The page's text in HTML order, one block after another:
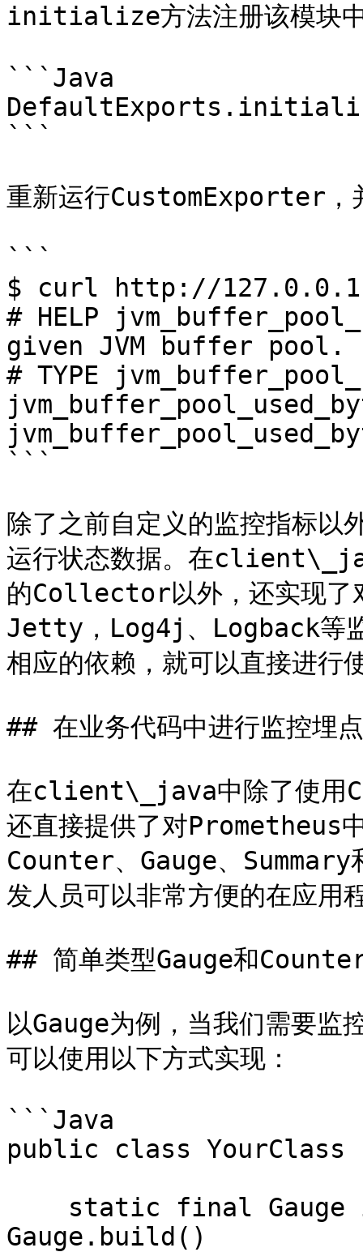
initialize方法注册该模块
```Java
```
重新运行CustomExporter，
```
$ curl http://
# HELP
given JVM buffer pool.
# TYPE
```
除了之前自定义的监控指标以
运行状态数据。在
的Collector以外，还实现
Jetty，Log4j、Logback等监
相应的依赖，就可以直接进行
## 在业务代码中进行监控埋点
在client\_java中除了使用
还直接提供了对Prometheus
Counter、Gauge、
发人员可以非常方便的在应用
## 简单类型Gauge和
以Gauge为例，当我们需要监
可以使用以下方式实现：
```Java
public class YourClass
Gauge.build()